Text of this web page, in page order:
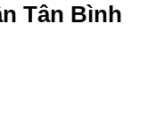
Tân Bình